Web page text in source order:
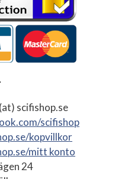
scifishop.se
scifishop
kopvillkor
mitt konto
24